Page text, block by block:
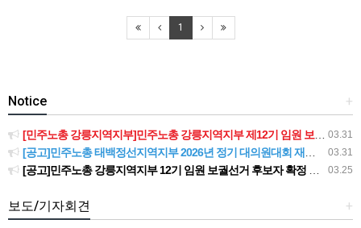
1
+
Notice
03.31
[민주노총 강릉지역지부]민주노총 강릉지역지부 제12기 임원 보궐선거결과 공고
03.31
[공고]민주노총 태백정선지역지부 2026년 정기 대의원대회 재소집 건
03.25
[공고]민주노총 강릉지역지부 12기 임원 보궐선거 후보자 확정 공고
+
보도/기자회견